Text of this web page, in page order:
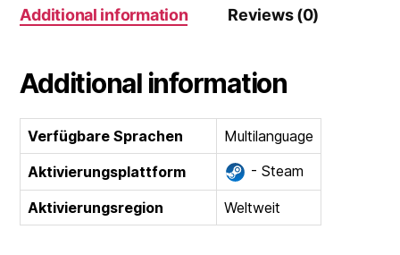
Additional information Reviews (0)
Additional information
Verfügbare Sprachen
Multilanguage
Aktivierungsplattform
- Steam
Aktivierungsregion Weltweit